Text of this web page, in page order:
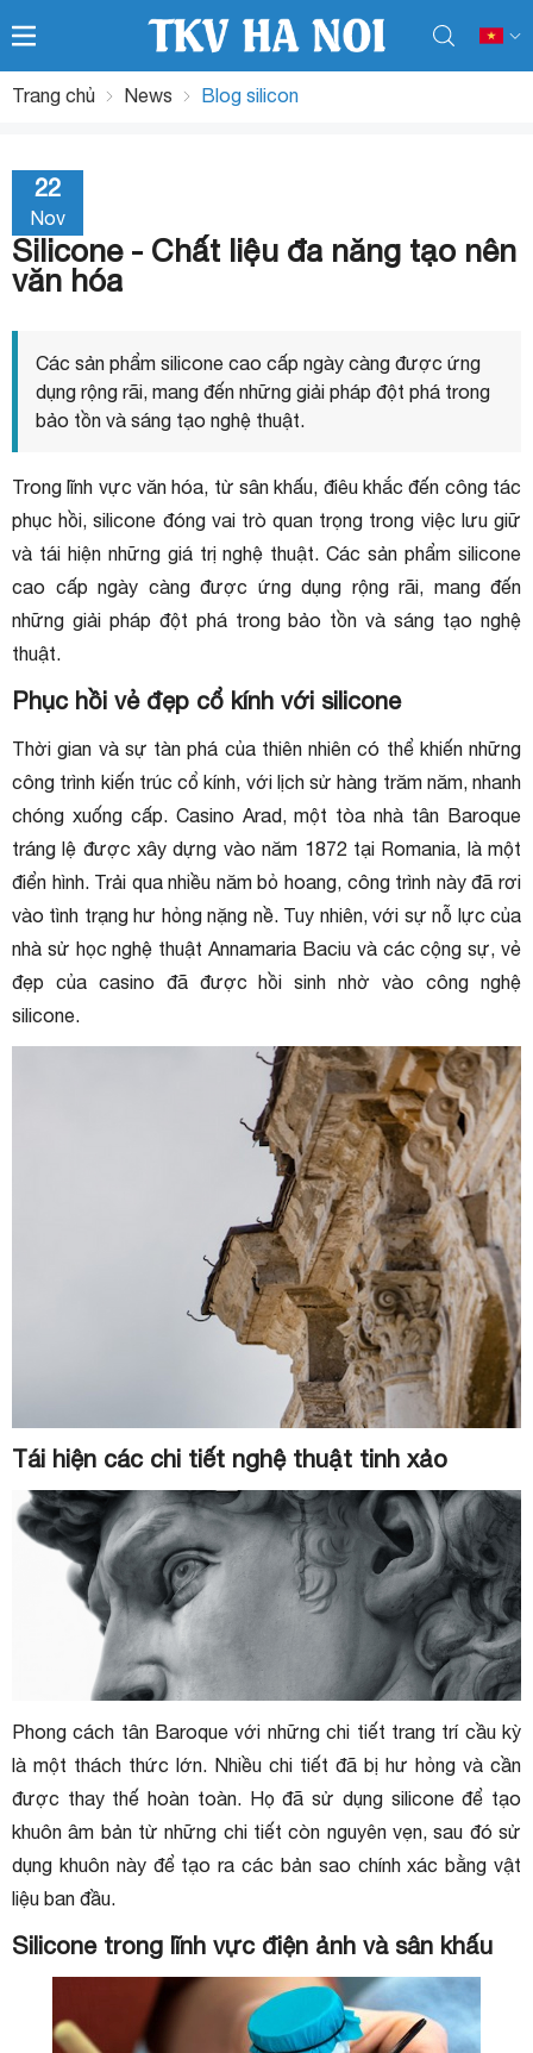
Trang chủ News Blog silicon
22
Nov
Silicone - Chất liệu đa năng tạo nên
văn hóa
Các sản phẩm silicone cao cấp ngày càng được ứng
dụng rộng rãi, mang đến những giải pháp đột phá trong
bảo tồn và sáng tạo nghệ thuật.
Trong lĩnh vực văn hóa, từ sân khấu, điêu khắc đến công tác
phục hồi, silicone đóng vai trò quan trọng trong việc lưu giữ
và tái hiện những giá trị nghệ thuật. Các sản phẩm silicone
cao cấp ngày càng được ứng dụng rộng rãi, mang đến
những giải pháp đột phá trong bảo tồn và sáng tạo nghệ
thuật.
Phục hồi vẻ đẹp cổ kính với silicone
Thời gian và sự tàn phá của thiên nhiên có thể khiến những
công trình kiến trúc cổ kính, với lịch sử hàng trăm năm, nhanh
chóng xuống cấp. Casino Arad, một tòa nhà tân Baroque
tráng lệ được xây dựng vào năm 1872 tại Romania, là một
điển hình. Trải qua nhiều năm bỏ hoang, công trình này đã rơi
vào tình trạng hư hỏng nặng nề. Tuy nhiên, với sự nỗ lực của
nhà sử học nghệ thuật Annamaria Baciu và các cộng sự, vẻ
đẹp của casino đã được hồi sinh nhờ vào công nghệ
silicone.
Tái hiện các chi tiết nghệ thuật tinh xảo
Phong cách tân Baroque với những chi tiết trang trí cầu kỳ
là một thách thức lớn. Nhiều chi tiết đã bị hư hỏng và cần
được thay thế hoàn toàn. Họ đã sử dụng silicone để tạo
khuôn âm bản từ những chi tiết còn nguyên vẹn, sau đó sử
dụng khuôn này để tạo ra các bản sao chính xác bằng vật
liệu ban đầu.
Silicone trong lĩnh vực điện ảnh và sân khấu